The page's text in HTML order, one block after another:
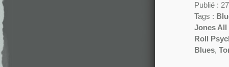
Publié :
Tags :
Jones All
Roll
Blues,